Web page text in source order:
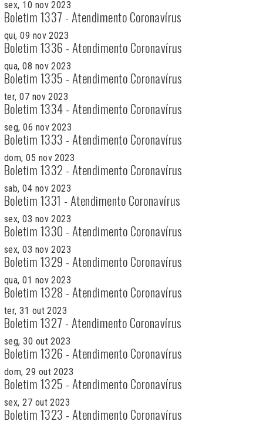
sex, 10 nov 2023
Boletim 1337 - Atendimento Coronavírus
qui, 09 nov 2023
Boletim 1336 - Atendimento Coronavírus
qua, 08 nov 2023
Boletim 1335 - Atendimento Coronavírus
ter, 07 nov 2023
Boletim 1334 - Atendimento Coronavírus
seg, 06 nov 2023
Boletim 1333 - Atendimento Coronavírus
dom, 05 nov 2023
Boletim 1332 - Atendimento Coronavírus
sab, 04 nov 2023
Boletim 1331 - Atendimento Coronavírus
sex, 03 nov 2023
Boletim 1330 - Atendimento Coronavírus
sex, 03 nov 2023
Boletim 1329 - Atendimento Coronavírus
qua, 01 nov 2023
Boletim 1328 - Atendimento Coronavírus
ter, 31 out 2023
Boletim 1327 - Atendimento Coronavírus
seg, 30 out 2023
Boletim 1326 - Atendimento Coronavírus
dom, 29 out 2023
Boletim 1325 - Atendimento Coronavírus
sex, 27 out 2023
Boletim 1323 - Atendimento Coronavírus